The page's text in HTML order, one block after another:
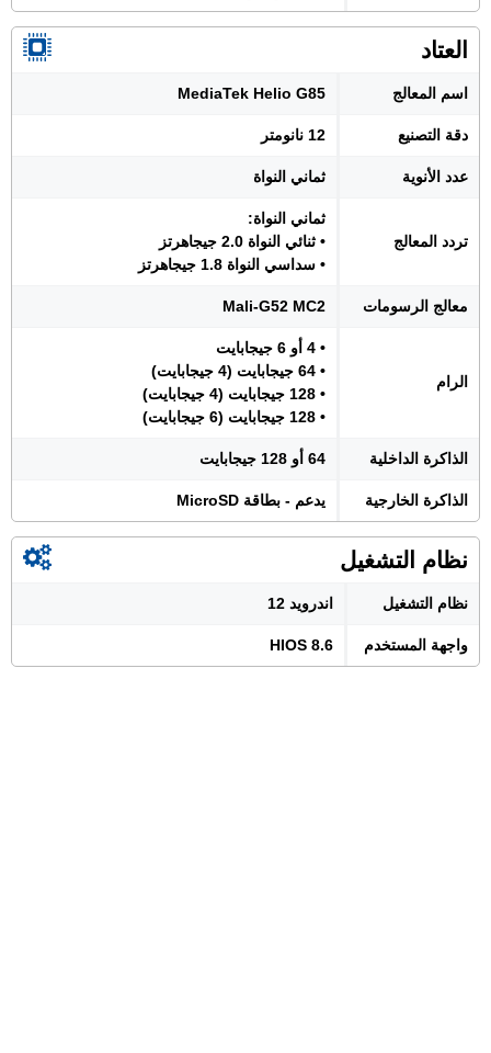
العتاد
اسم المعالج MediaTek Helio G85
دقة التصنيع 12 نانومتر
عدد الأنوية ثماني النواة
تردد المعالج
ثماني النواة:
• ثنائي النواة 2.0 جيجاهرتز
• سداسي النواة 1.8 جيجاهرتز
معالج الرسومات Mali-G52 MC2
الرام
• 4 أو 6 جيجابايت
• 64 جيجابايت (4 جيجابايت)
• 128 جيجابايت (4 جيجابايت)
• 128 جيجابايت (6 جيجابايت)
الذاكرة الداخلية 64 أو 128 جيجابايت
الذاكرة الخارجية يدعم - بطاقة MicroSD
نظام التشغيل
نظام التشغيل اندرويد 12
واجهة المستخدم HIOS 8.6